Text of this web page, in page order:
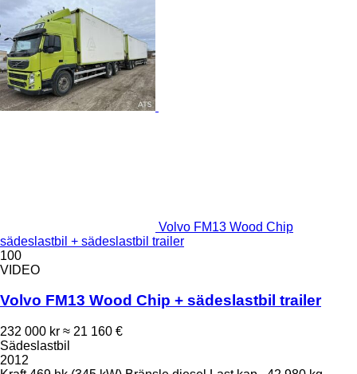
Volvo FM13 Wood Chip
sädeslastbil + sädeslastbil trailer
100
VIDEO
Volvo FM13 Wood Chip + sädeslastbil trailer
232 000 kr ≈ 21 160 €
Sädeslastbil
2012